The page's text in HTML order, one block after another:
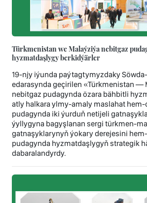
Türkmenistan we Malaýziýa nebitgaz
hyzmatdaşlygy berkidýärler
19-njy iýunda paýtagtymyzdaky
edarasynda geçirilen «Türkmenistan —
nebitgaz pudagynda özara bähbitli
atly halkara ylmy-amaly maslahat hem-
pudagynda iki ýurduň netijeli
ýyllygyna bagyşlanan sergi türkmen-
gatnaşyklarynyň ýokary derejesini
pudagynda hyzmatdaşlygyň strategik
dabaralandyrdy.